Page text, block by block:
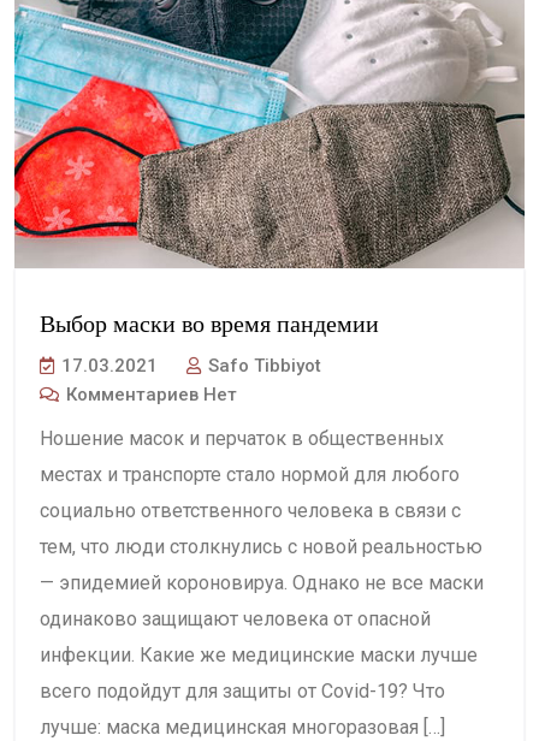
Выбор маски во время пандемии
17.03.2021
Safo Tibbiyot
Комментариев Нет
Ношение масок и перчаток в общественных
местах и транспорте стало нормой для любого
социально ответственного человека в связи с
тем, что люди столкнулись с новой реальностью
— эпидемией короновируа. Однако не все маски
одинаково защищают человека от опасной
инфекции. Какие же медицинские маски лучше
всего подойдут для защиты от Covid-19? Что
лучше: маска медицинская многоразовая […]